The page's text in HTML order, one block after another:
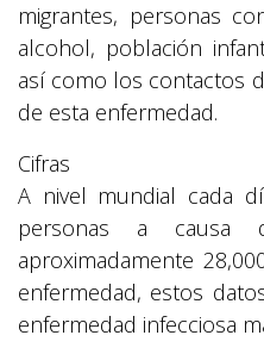
migrantes, personas
alcohol, población
así como los contactos
de esta enfermedad.
Cifras
A nivel mundial cada
personas a causa
aproximadamente
enfermedad, estos
enfermedad infecciosa